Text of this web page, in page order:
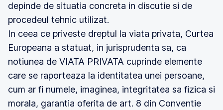
depinde de situatia concreta in discutie si de
procedeul tehnic utilizat.
In ceea ce priveste dreptul la viata privata, Curtea
Europeana a statuat, in jurisprudenta sa, ca
notiunea de VIATA PRIVATA cuprinde elemente
care se raporteaza la identitatea unei persoane,
cum ar fi numele, imaginea, integritatea sa fizica si
morala, garantia oferita de art. 8 din Conventie